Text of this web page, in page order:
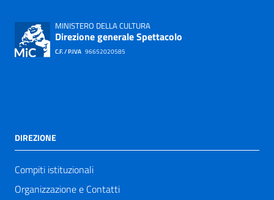
MINISTERO DELLA CULTURA
Direzione generale Spettacolo
C.F. / P.IVA 96652020585
DIREZIONE
Compiti istituzionali
Organizzazione e Contatti